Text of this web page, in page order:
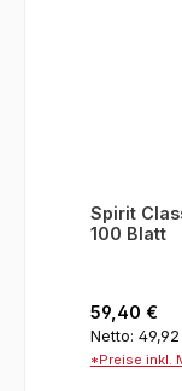
Spirit
100 Blatt
Regulärer
59,40 €
Netto:
*Preise inkl.